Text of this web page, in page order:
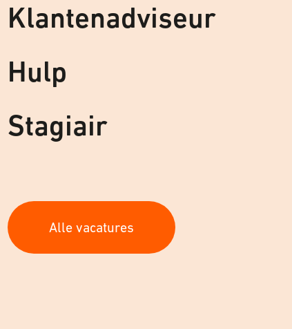
Klantenadviseur
Hulp
Stagiair
Alle vacatures